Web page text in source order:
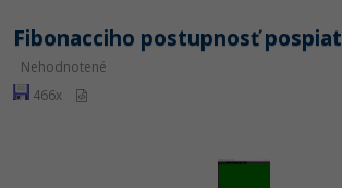
Fibonacciho postupnosť
Nehodnotené
466x